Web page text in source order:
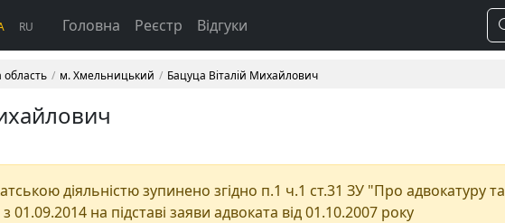
RU Головна Реєстр Відгуки
м. Хмельницький Бацуца Віталій Михайлович
діяльністю зупинено згідно п.1 ч.1 ст.31 ЗУ "Про адвокатуру та
01.09.2014 на підставі заяви адвоката від 01.10.2007 року